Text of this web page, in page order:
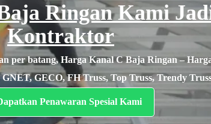
Ringan Kami
Kontraktor
per batang, Harga Kanal C Baja Ringan –
GECO, FH Truss, Top Truss, Trendy
Penawaran Spesial Kami